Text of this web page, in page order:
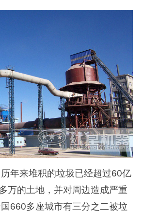
年来堆积的垃圾已经超过60亿
万的土地，并对周边造成严重
660多座城市有三分之二被垃